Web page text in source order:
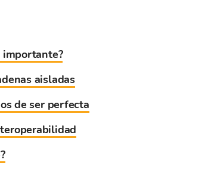
importante?
aisladas
de ser perfecta